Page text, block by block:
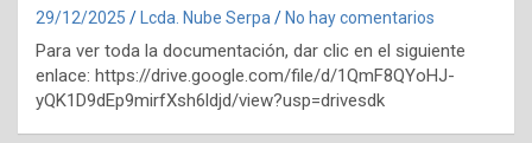
29/12/2025 Lcda. Nube Serpa No hay comentarios
Para ver toda la documentación, dar clic en el siguiente
enlace: https://drive.google.com/file/d/1QmF8QYoHJ-
yQK1D9dEp9mirfXsh6ldjd/view?usp=drivesdk